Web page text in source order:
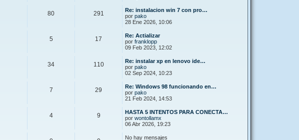
80 291
Re: instalacion win 7 con pro…
por pako
28 Ene 2026, 10:06
5 17
Re: Actializar
por franklopp
09 Feb 2023, 12:02
34 110
Re: instalar xp en lenovo ide…
por pako
02 Sep 2024, 10:23
7 29
Re: Windows 98 funcionando en…
por pako
21 Feb 2024, 14:53
4 9
HASTA 5 INTENTOS PARA CONECTA…
por wontollamx
06 Abr 2026, 19:23
No hay mensajes